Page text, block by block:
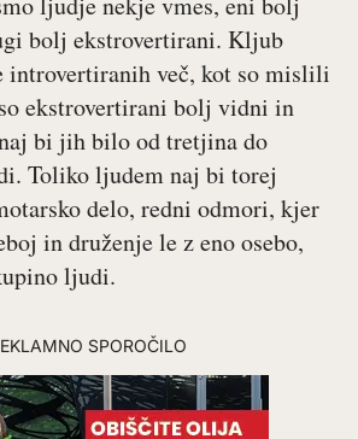
bolj ekstrovertirani. Kljub
introvertiranih več, kot so mislili
ekstrovertirani bolj vidni in
bi jih bilo od tretjina do
Toliko ljudem naj bi torej
delo, redni odmori, kjer
in druženje le z eno osebo,
ljudi.
SPOROČILO